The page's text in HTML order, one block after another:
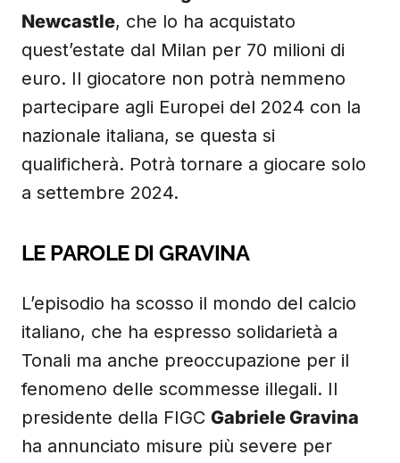
Newcastle, che lo ha acquistato
quest’estate dal Milan per 70 milioni di
euro. Il giocatore non potrà nemmeno
partecipare agli Europei del 2024 con la
nazionale italiana, se questa si
qualificherà. Potrà tornare a giocare solo
a settembre 2024.
LE PAROLE DI GRAVINA
L’episodio ha scosso il mondo del calcio
italiano, che ha espresso solidarietà a
Tonali ma anche preoccupazione per il
fenomeno delle scommesse illegali. Il
presidente della FIGC Gabriele Gravina
ha annunciato misure più severe per